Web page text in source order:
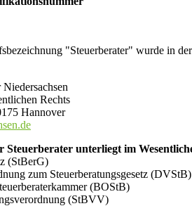
"Steuerberater" wurde in
Niedersachsen
Rechts
Hannover
Steuerberater unterliegt im
(StBerG)
zum Steuerberatungsgesetz (DVStB)
(BOStB)
(StBVV)